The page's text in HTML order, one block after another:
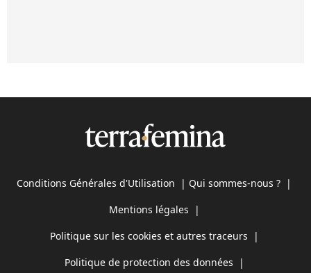
Conditions Générales d'Utilisation | Qui sommes-nous ? |
Mentions légales |
Politique sur les cookies et autres traceurs |
Politique de protection des données |